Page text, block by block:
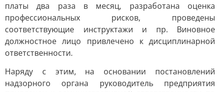
платы два раза в месяц, разработана оценка
профессиональных рисков, проведены
соответствующие инструктажи и пр. Виновное
должностное лицо привлечено к дисциплинарной
ответственности.
Наряду с этим, на основании постановлений
надзорного органа руководитель предприятия